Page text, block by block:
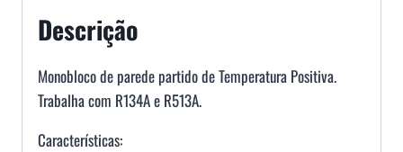
Descrição
Monobloco de parede partido de Temperatura Positiva.
Trabalha com R134A e R513A.
Características: